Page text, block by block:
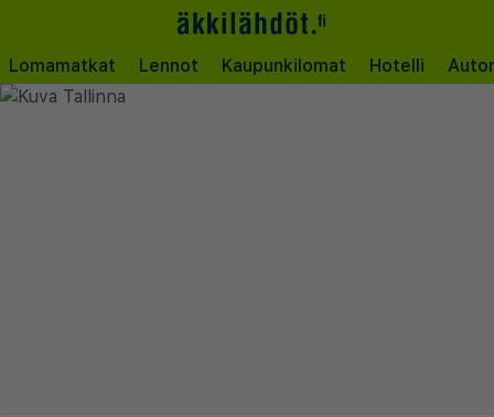
Lomamatkat Lennot Kaupunkilomat Hotelli